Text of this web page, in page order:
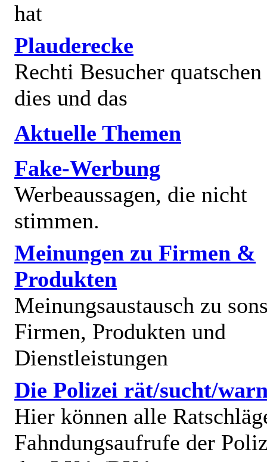
hat
Plauderecke
Rechti Besucher
dies und das
Aktuelle Themen
Fake-Werbung
Werbeaussagen, die nicht
stimmen.
Meinungen zu Firmen &
Produkten
Meinungsaustausch zu
Firmen, Produkten und
Dienstleistungen
Die Polizei rät/sucht/
Hier können alle
Fahndungsaufrufe der